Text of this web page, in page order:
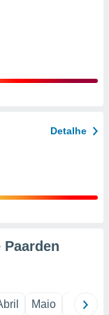
Detalhe
Maio Junho